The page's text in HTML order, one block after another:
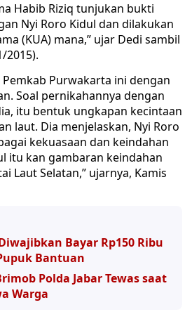
Habib Riziq tunjukan bukti
Nyi Roro Kidul dan dilakukan
(KUA) mana,” ujar Dedi sambil
2015).
Purwakarta ini dengan
Soal pernikahannya dengan
itu bentuk ungkapan kecintaan
laut. Dia menjelaskan, Nyi Roro
kekuasaan dan keindahan
itu kan gambaran keindahan
Laut Selatan,” ujarnya, Kamis
Bayar Rp150 Ribu
Bantuan
Polda Jabar Tewas saat
Warga